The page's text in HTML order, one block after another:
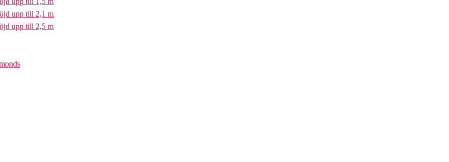
upp till 2,1 m
upp till 2,5 m